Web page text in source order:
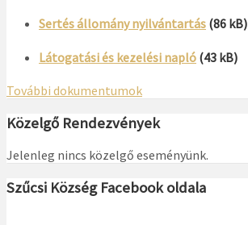
Sertés állomány nyilvántartás (86 kB)
Látogatási és kezelési napló (43 kB)
További dokumentumok
Közelgő Rendezvények
Jelenleg nincs közelgő eseményünk.
Szűcsi Község Facebook oldala